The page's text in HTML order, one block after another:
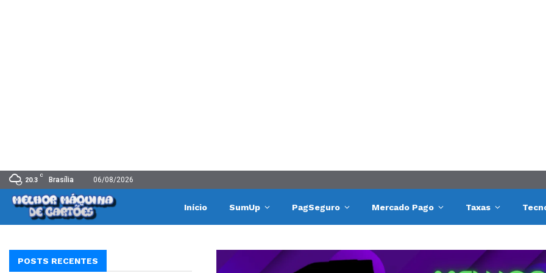
20.3
C
Brasília 06/08/2026
Início SumUp PagSeguro Mercado Pago Taxas
POSTS RECENTES